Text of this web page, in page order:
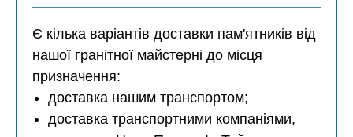
Є кілька варіантів доставки пам'ятників від
нашої гранітної майстерні до місця
призначення:
доставка нашим транспортом;
доставка транспортними компаніями,